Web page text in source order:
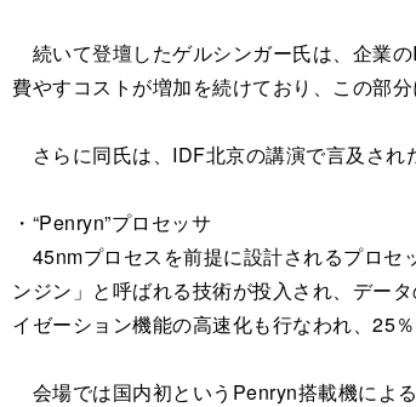
続いて登壇したゲルシンガー氏は、企業
費やすコストが増加を続けており、この部
さらに同氏は、IDF北京の講演で言及され
・“Penryn”プロセッサ
45nmプロセスを前提に設計されるプロセ
ンジン」と呼ばれる技術が投入され、デー
イゼーション機能の高速化も行なわれ、25
会場では国内初というPenryn搭載機によ